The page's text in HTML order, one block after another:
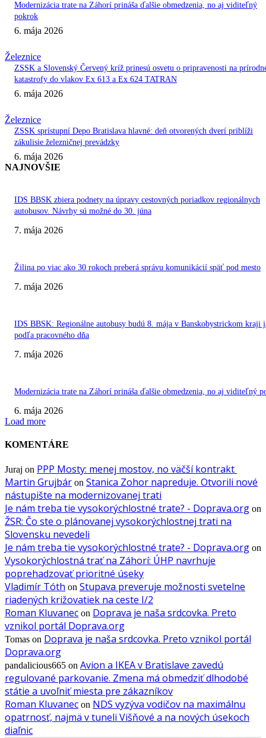
Modernizácia trate na Záhorí prináša ďalšie obmedzenia, no aj viditeľný
pokrok
6. mája 2026
Železnice
ZSSK a Slovenský Červený kríž prinesú osvetu o pripravenosti na
katastrofy do vlakov Ex 613 a Ex 624 TATRAN
6. mája 2026
Železnice
ZSSK sprístupní Depo Bratislava hlavné: deň otvorených dverí priblíži
zákulisie železničnej prevádzky
6. mája 2026
NAJNOVŠIE
IDS BBSK zbiera podnety na úpravy cestovných poriadkov regionálnych
autobusov. Návrhy sú možné do 30. júna
7. mája 2026
Žilina po viac ako 30 rokoch preberá správu komunikácií späť pod mesto
7. mája 2026
IDS BBSK: Regionálne autobusy budú 8. mája v Banskobystrickom kraji
podľa pracovného dňa
7. mája 2026
Modernizácia trate na Záhorí prináša ďalšie obmedzenia, no aj viditeľný
6. mája 2026
Load more
KOMENTÁRE
Juraj on PPP Mosty: menej mostov, no väčší kontrakt
Martin Grujbár on Stanica Zohor napreduje. Otvorili nové
nástupište na modernizovanej trati
Je nám treba tie vysokorýchlostné trate? - Doprava.org on
ŽSR: Čo ste o plánovanej vysokorýchlostnej trati na
Slovensku nevedeli
Je nám treba tie vysokorýchlostné trate? - Doprava.org on
Vysokorýchlostná trať na Záhorí: ÚHP navrhuje
poprehadzovať prioritné úseky
Vladimír Tóth on Stupava preveruje možnosti svetelne
riadených križovatiek na ceste I/2
Roman Kluvanec on Doprava je naša srdcovka. Preto
vznikol portál Doprava.org
Tomas on Doprava je naša srdcovka. Preto vznikol portál
Doprava.org
pandalicious665 on Avion a IKEA v Bratislave zavedú
regulované parkovanie. Zmena má obmedziť dlhodobé
státie a uvoľniť miesta pre zákazníkov
Roman Kluvanec on NDS vyzýva vodičov na maximálnu
opatrnosť, najmä v tuneli Višňové a na nových úsekoch
diaľnic